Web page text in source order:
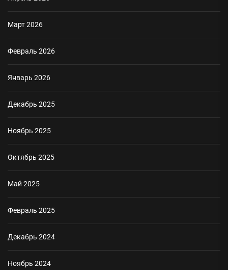
Март 2026
Февраль 2026
Январь 2026
Декабрь 2025
Ноябрь 2025
Октябрь 2025
Май 2025
Февраль 2025
Декабрь 2024
Ноябрь 2024